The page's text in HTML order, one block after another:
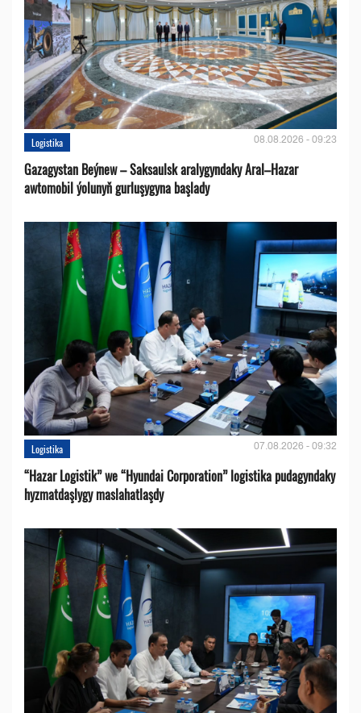
Logistika 08.08.2026 - 09:23
Gazagystan Beýnew – Saksaulsk aralygyndaky Aral–Hazar
awtomobil ýolunyň gurluşygyna başlady
Logistika 07.08.2026 - 09:32
“Hazar Logistik” we “Hyundai Corporation” logistika pudagyndaky
hyzmatdaşlygy maslahatlaşdy